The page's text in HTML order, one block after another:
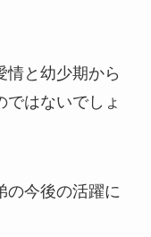
情と幼少期から
はないでしょ
の今後の活躍に